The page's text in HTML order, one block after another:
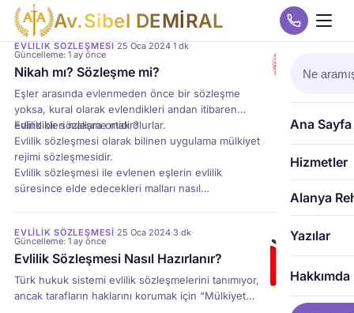
Av.Sibel DEMİRAL
Ana Sayfa
Hizmetler
Alanya
Yazılar
Hakkımda
EVLILIK SÖZLEŞMESI·25 Oca 2024·1 dk·
Güncelleme: 1 ay önce
Nikah mı? Sözleşme mi?
Eşler arasında evlenmeden önce bir sözleşme
yoksa, kural olarak evlendikleri andan itibaren
edindikleri mallara ortak olurlar.
Evlilik bir sözleşme midir?
Evlilik sözleşmesi olarak bilinen uygulama mülkiyet
rejimi sözleşmesidir.
Evlilik sözleşmesi ile evlenen eşlerin evlilik
süresince elde edecekleri malları nasıl
düzenlenebilir.
EVLILIK SÖZLEŞMESI·25 Oca 2024·3 dk·
Güncelleme: 1 ay önce
Evlilik Sözleşmesi Nasıl Hazırlanır?
Türk hukuk sistemi evlilik sözleşmelerini tanımıyor,
ancak tarafların haklarını korumak için “Mülkiyet